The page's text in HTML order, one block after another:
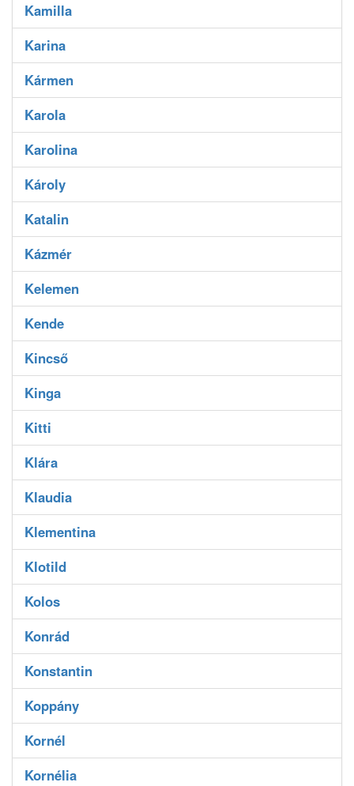
Kamilla
Karina
Kármen
Karola
Karolina
Károly
Katalin
Kázmér
Kelemen
Kende
Kincső
Kinga
Kitti
Klára
Klaudia
Klementina
Klotild
Kolos
Konrád
Konstantin
Koppány
Kornél
Kornélia